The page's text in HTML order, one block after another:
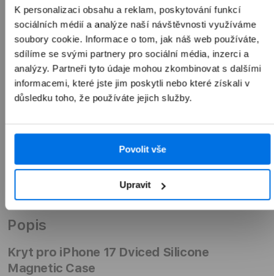
K personalizaci obsahu a reklam, poskytování funkcí
sociálních médií a analýze naší návštěvnosti využíváme
soubory cookie. Informace o tom, jak náš web používáte,
sdílíme se svými partnery pro sociální média, inzerci a
analýzy. Partneři tyto údaje mohou zkombinovat s dalšími
informacemi, které jste jim poskytli nebo které získali v
důsledku toho, že používáte jejich služby.
Povolit vše
Upravit
Přidat do košíku
Přehled
Popis
Kryt pro iPhone 17 Dviced Silicone
Magnetic Case